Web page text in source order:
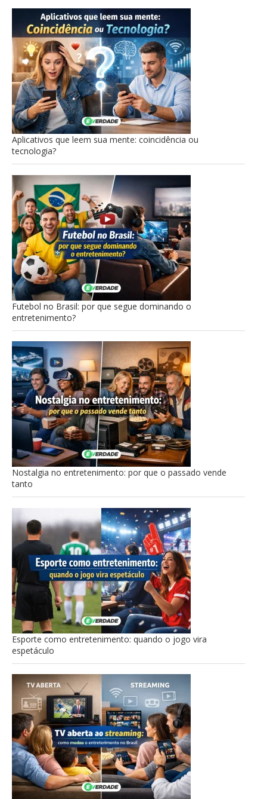
Aplicativos que leem sua mente: coincidência ou
tecnologia?
Futebol no Brasil: por que segue dominando o
entretenimento?
Nostalgia no entretenimento: por que o passado vende
tanto
Esporte como entretenimento: quando o jogo vira
espetáculo